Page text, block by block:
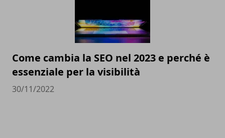
Come cambia la SEO nel 2023 e perché è
essenziale per la visibilità
30/11/2022